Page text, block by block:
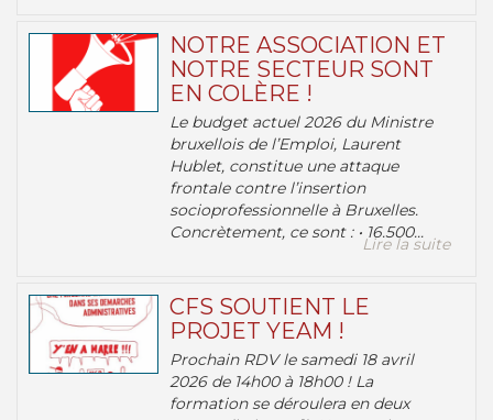
NOTRE ASSOCIATION ET
NOTRE SECTEUR SONT
EN COLÈRE !
Le budget actuel 2026 du Ministre
bruxellois de l’Emploi, Laurent
Hublet, constitue une attaque
frontale contre l’insertion
socioprofessionnelle à Bruxelles.
Concrètement, ce sont : • 16.500...
Lire la suite
CFS SOUTIENT LE
PROJET YEAM !
Prochain RDV le samedi 18 avril
2026 de 14h00 à 18h00 ! La
formation se déroulera en deux